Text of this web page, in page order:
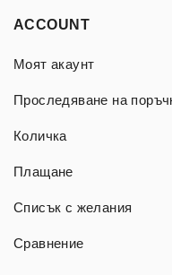
ACCOUNT
Моят акаунт
Проследяване на
Количка
Плащане
Списък с желания
Сравнение